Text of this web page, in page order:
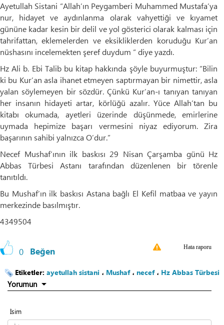
Ayetullah Sistani “Allah’ın Peygamberi Muhammed Mustafa’ya
nur, hidayet ve aydınlanma olarak vahyettiği ve kıyamet
gününe kadar kesin bir delil ve yol gösterici olarak kalması için
tahrifattan, eklemelerden ve eksikliklerden koruduğu Kur’an
nüshasını incelemekten şeref duydum “ diye yazdı.
Hz Ali b. Ebi Talib bu kitap hakkında şöyle buyurmuştur: “Bilin
ki bu Kur’an asla ihanet etmeyen saptırmayan bir nimettir, asla
yalan söylemeyen bir sözdür. Çünkü Kur’an-ı tanıyan tanıyan
her insanın hidayeti artar, körlüğü azalır. Yüce Allah’tan bu
kitabı okumada, ayetleri üzerinde düşünmede, emirlerine
uymada hepimize başarı vermesini niyaz ediyorum. Zira
başarının sahibi yalnızca O’dur.”
Necef Mushaf’ının ilk baskısı 29 Nisan Çarşamba günü Hz
Abbas Türbesi Astanı tarafından düzenlenen bir törenle
tanıtıldı.
Bu Mushaf’ın ilk baskısı Astana bağlı El Kefil matbaa ve yayın
merkezinde basılmıştır.
4349504
0 Beğen Hata raporu
Etiketler: ayetullah sistani ، Mushaf، necef، Hz Abbas Türbesi
Yorumun
İsim